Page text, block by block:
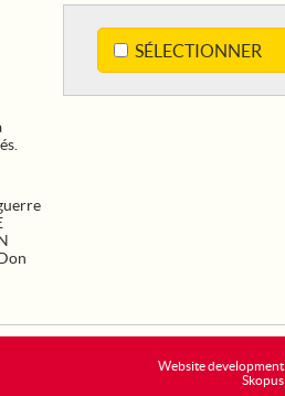
SÉLECTIONNER
Website development
Skopus